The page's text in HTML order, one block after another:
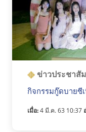
ข่าวประชาสั
กิจกรรมกู๊ดบายซี
เมื่อ:4 มี.ค. 63 10:37